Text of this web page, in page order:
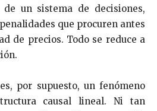
un sistema de decisiones,
que procuren antes
de precios. Todo se reduce a
por supuesto, un fenómeno
causal lineal. Ni tan